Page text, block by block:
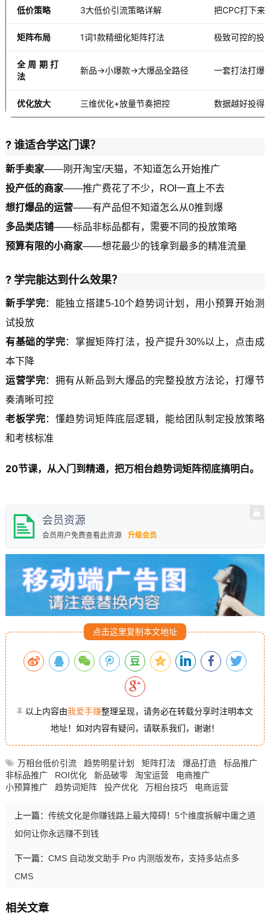
低价策略 3大低价引流策略详解 把CPC打下来
矩阵布局 1词1款精细化矩阵打法 极致可控的投
全周期打
法
新品→小爆款→大爆品全路径 一套打法打爆
优化放大 三维优化+放量节奏把控 数据越好投得
? 谁适合学这门课？
新手卖家——刚开淘宝/天猫，不知道怎么开始推广
投产低的商家——推广费花了不少，ROI一直上不去
想打爆品的运营——有产品但不知道怎么从0推到爆
多品类店铺——标品非标品都有，需要不同的投放策略
预算有限的小商家——想花最少的钱拿到最多的精准流量
? 学完能达到什么效果？
新手学完：能独立搭建5-10个趋势词计划，用小预算开始测
试投放
有基础的学完：掌握矩阵打法，投产提升30%以上，点击成
本下降
运营学完：拥有从新品到大爆品的完整投放方法论，打爆节
奏清晰可控
老板学完：懂趋势词矩阵底层逻辑，能给团队制定投放策略
和考核标准
20节课，从入门到精通，把万相台趋势词矩阵彻底搞明白。
会员资源
会员用户免费查看此资源 升级会员
点击这里复制本文地址
以上内容由我爱手赚整理呈现，请务必在转载分享时注明本文
地址！如对内容有疑问，请联系我们，谢谢！
万相台低价引流 趋势明星计划 矩阵打法 爆品打造
标品推广
非标品推广
ROI优化 新品破零 淘宝运营
电商推广
小预算推广
趋势词矩阵 投产优化 万相台技巧 电商运营
上一篇： 传统文化是你赚钱路上最大障碍！5个维度拆解中庸之道
如何让你永远赚不到钱
下一篇： CMS 自动发文助手 Pro 内测版发布，支持多站点多
CMS
相关文章